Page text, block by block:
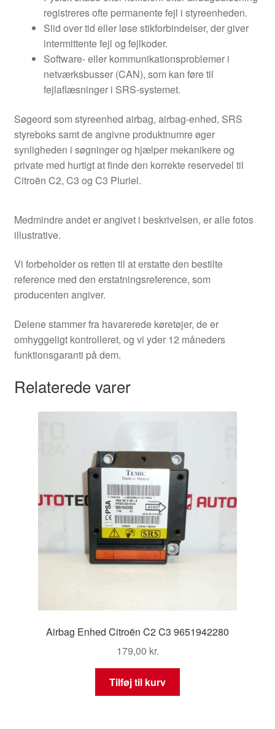
registreres ofte permanente fejl i styreenheden.
Slid over tid eller løse stikforbindelser, der giver
intermittente fejl og fejlkoder.
Software- eller kommunikationsproblemer i
netværksbusser (CAN), som kan føre til
fejlaflæsninger i SRS-systemet.
Søgeord som styreenhed airbag, airbag-enhed, SRS
styreboks samt de angivne produktnumre øger
synligheden i søgninger og hjælper mekanikere og
private med hurtigt at finde den korrekte reservedel til
Citroën C2, C3 og C3 Pluriel.
Medmindre andet er angivet i beskrivelsen, er alle fotos
illustrative.
Vi forbeholder os retten til at erstatte den bestilte
reference med den erstatningsreference, som
producenten angiver.
Delene stammer fra havarerede køretøjer, de er
omhyggeligt kontrolleret, og vi yder 12 måneders
funktionsgaranti på dem.
Relaterede varer
Airbag Enhed Citroën C2 C3 9651942280
179,00 kr.
Tilføj til kurv